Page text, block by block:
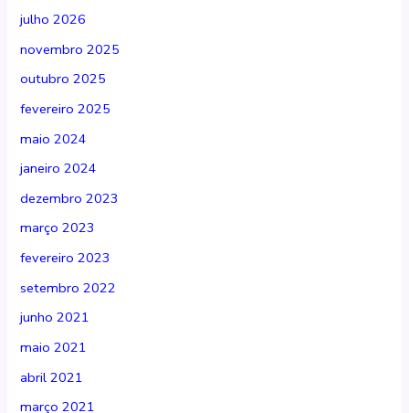
julho 2026
novembro 2025
outubro 2025
fevereiro 2025
maio 2024
janeiro 2024
dezembro 2023
março 2023
fevereiro 2023
setembro 2022
junho 2021
maio 2021
abril 2021
março 2021